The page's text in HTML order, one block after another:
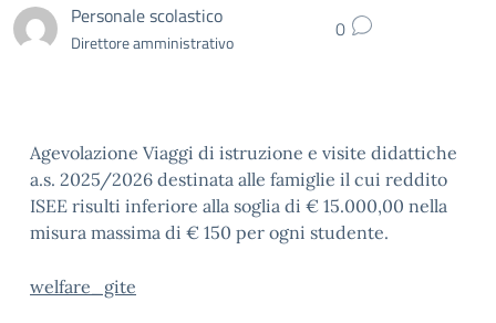
Personale scolastico
Direttore amministrativo 0
Agevolazione Viaggi di istruzione e visite didattiche
a.s. 2025/2026 destinata alle famiglie il cui reddito
ISEE risulti inferiore alla soglia di € 15.000,00 nella
misura massima di € 150 per ogni studente.
welfare_gite